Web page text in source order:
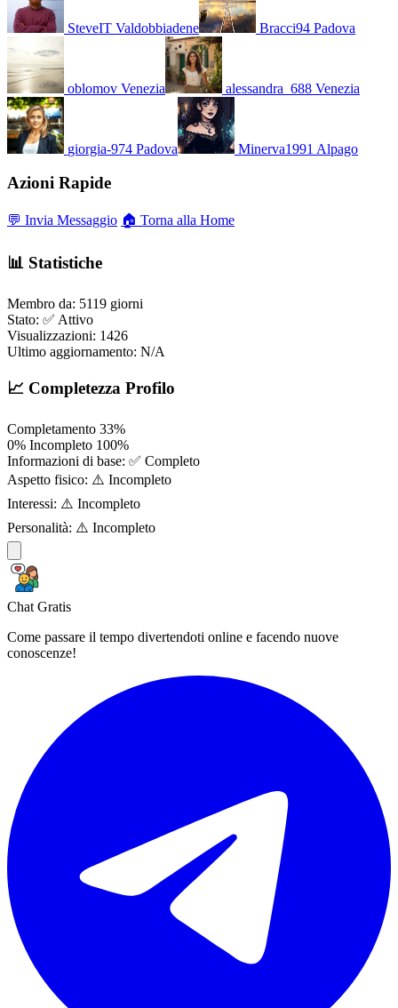
SteveIT Valdobbiadene Bracci94 Padova
oblomov Venezia alessandra_688 Venezia
giorgia-974 Padova Minerva1991 Alpago
Azioni Rapide
💬 Invia Messaggio 🏠 Torna alla Home
📊 Statistiche
Membro da: 5119 giorni
Stato: ✅ Attivo
Visualizzazioni: 1426
Ultimo aggiornamento: N/A
📈 Completezza Profilo
Completamento 33%
0% Incompleto 100%
Informazioni di base: ✅ Completo
Aspetto fisico: ⚠️ Incompleto
Interessi: ⚠️ Incompleto
Personalità: ⚠️ Incompleto
Chat Gratis
Come passare il tempo divertendoti online e facendo nuove
conoscenze!